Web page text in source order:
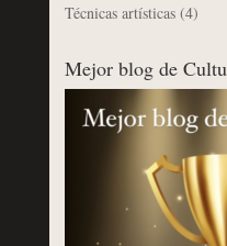
Técnicas artísticas(4)
Mejor blog de